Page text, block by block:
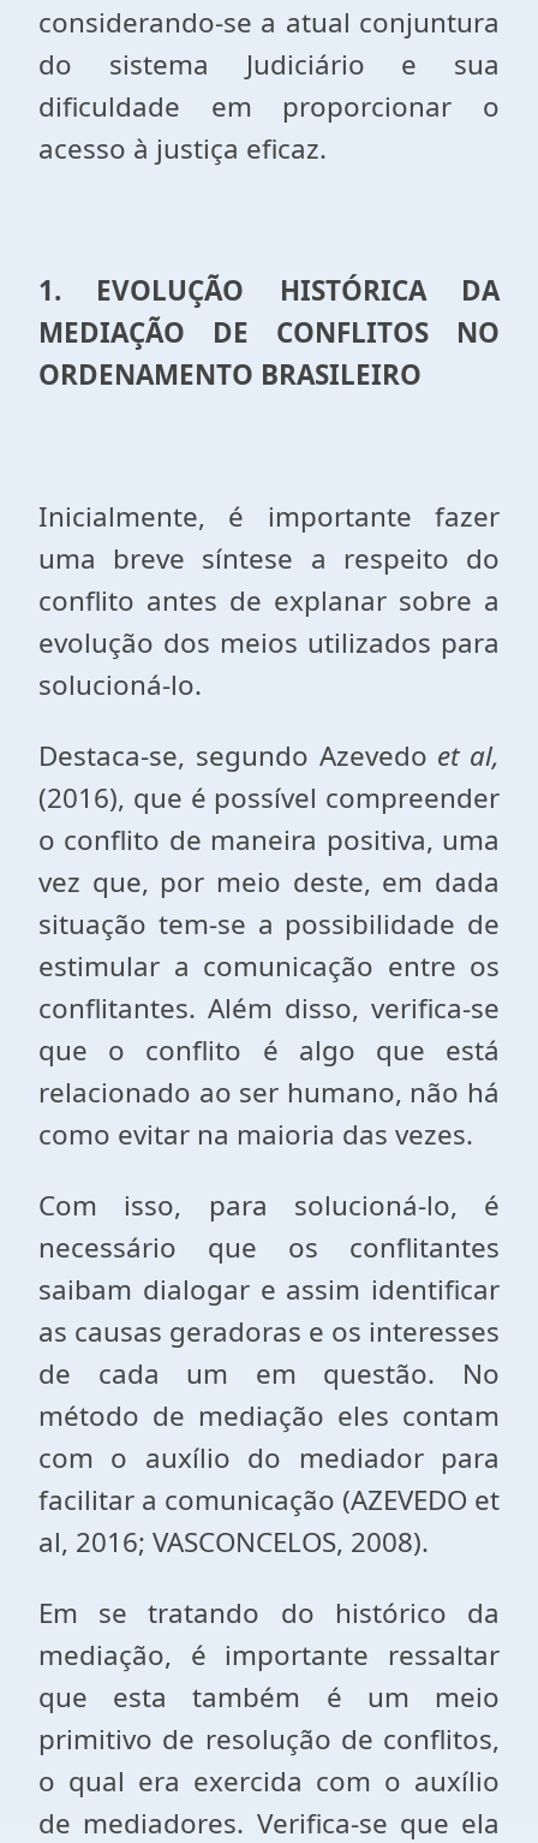
considerando-se a atual conjuntura
do sistema Judiciário e sua
dificuldade em proporcionar o
acesso à justiça eficaz.
1. EVOLUÇÃO HISTÓRICA DA
MEDIAÇÃO DE CONFLITOS NO
ORDENAMENTO BRASILEIRO
Inicialmente, é importante fazer
uma breve síntese a respeito do
conflito antes de explanar sobre a
evolução dos meios utilizados para
solucioná-lo.
Destaca-se, segundo Azevedo et al,
(2016), que é possível compreender
o conflito de maneira positiva, uma
vez que, por meio deste, em dada
situação tem-se a possibilidade de
estimular a comunicação entre os
conflitantes. Além disso, verifica-se
que o conflito é algo que está
relacionado ao ser humano, não há
como evitar na maioria das vezes.
Com isso, para solucioná-lo, é
necessário que os conflitantes
saibam dialogar e assim identificar
as causas geradoras e os interesses
de cada um em questão. No
método de mediação eles contam
com o auxílio do mediador para
facilitar a comunicação (AZEVEDO et
al, 2016; VASCONCELOS, 2008).
Em se tratando do histórico da
mediação, é importante ressaltar
que esta também é um meio
primitivo de resolução de conflitos,
o qual era exercida com o auxílio
de mediadores. Verifica-se que ela